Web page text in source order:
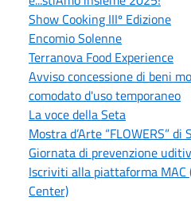
Show Cooking IIIº Edizione
Encomio Solenne
Terranova Food Experience
Avviso concessione di beni
comodato d'uso temporaneo
La voce della Seta
Mostra d’Arte “FLOWERS”
Giornata di prevenzione
Iscriviti alla piattaforma
Center)